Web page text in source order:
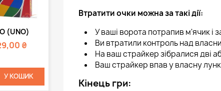
(UNO)
₴
У КОШИК
Втратити очки можна за такі дії:
У ваші ворота потрапив м'ячик і
Ви втратили контроль над
На ваш страйкер зібралися дві
Ваш страйкер впав у власну
Кінець гри: